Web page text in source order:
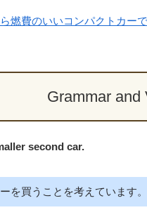
燃費のいいコンパクトカー
Grammar and
second car.
を買うことを考えています。